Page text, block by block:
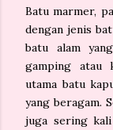
Batu marmer,
dengan jenis
batu alam
gamping atau
utama batu
yang beragam.
juga sering kali